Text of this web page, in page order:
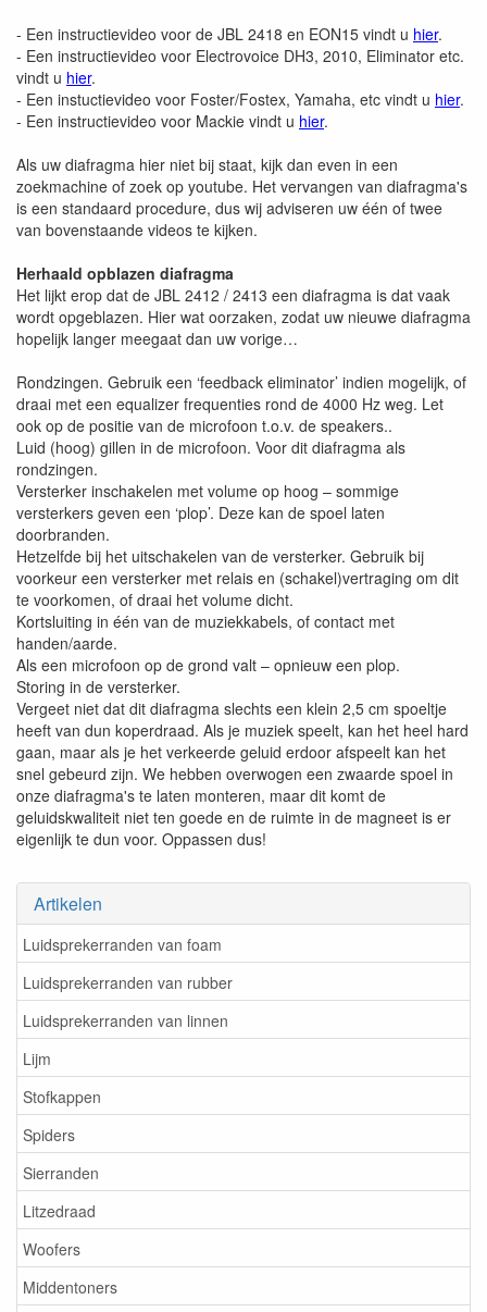
Artikelen
Luidsprekerranden van foam
Luidsprekerranden van rubber
Luidsprekerranden van linnen
Lijm
Stofkappen
Spiders
Sierranden
Litzedraad
Woofers
Middentoners
- Een instructievideo voor de JBL 2418 en EON15 vindt u hier.
- Een instructievideo voor Electrovoice DH3, 2010, Eliminator etc.
vindt u hier.
- Een instuctievideo voor Foster/Fostex, Yamaha, etc vindt u hier.
- Een instructievideo voor Mackie vindt u hier.
Als uw diafragma hier niet bij staat, kijk dan even in een
zoekmachine of zoek op youtube. Het vervangen van diafragma's
is een standaard procedure, dus wij adviseren uw één of twee
van bovenstaande videos te kijken.
Herhaald opblazen diafragma
Het lijkt erop dat de JBL 2412 / 2413 een diafragma is dat vaak
wordt opgeblazen. Hier wat oorzaken, zodat uw nieuwe diafragma
hopelijk langer meegaat dan uw vorige…
Rondzingen. Gebruik een ‘feedback eliminator’ indien mogelijk, of
draai met een equalizer frequenties rond de 4000 Hz weg. Let
ook op de positie van de microfoon t.o.v. de speakers..
Luid (hoog) gillen in de microfoon. Voor dit diafragma als
rondzingen.
Versterker inschakelen met volume op hoog – sommige
versterkers geven een ‘plop’. Deze kan de spoel laten
doorbranden.
Hetzelfde bij het uitschakelen van de versterker. Gebruik bij
voorkeur een versterker met relais en (schakel)vertraging om dit
te voorkomen, of draai het volume dicht.
Kortsluiting in één van de muziekkabels, of contact met
handen/aarde.
Als een microfoon op de grond valt – opnieuw een plop.
Storing in de versterker.
Vergeet niet dat dit diafragma slechts een klein 2,5 cm spoeltje
heeft van dun koperdraad. Als je muziek speelt, kan het heel hard
gaan, maar als je het verkeerde geluid erdoor afspeelt kan het
snel gebeurd zijn. We hebben overwogen een zwaarde spoel in
onze diafragma's te laten monteren, maar dit komt de
geluidskwaliteit niet ten goede en de ruimte in de magneet is er
eigenlijk te dun voor. Oppassen dus!